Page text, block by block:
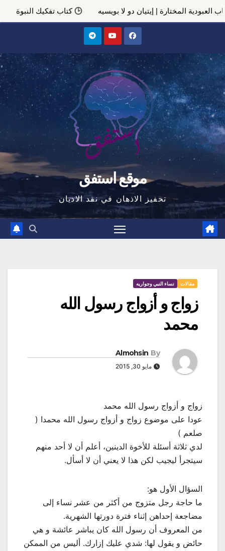
| إيتيان دو لا بويسيه كتاب تفكيك النبوة المتعة في
content
موقع استفق
تحفيز الاذهان في نقد الاديان
مقالات نساء النبي وجواريه
زواج و أزواج رسول الله
محمد
By
Almohsin
مايو 30, 2015
زواج و أزواج رسول الله محمد
عودا على موضوع زواج و أزواج رسول الله محمدا (
صلعم )
لدي ثلاثة أسئلة للأخوة الدينين، أعلم أن لا أحد منهم
سيتجرأ ليجيب لكن هذا لا يعني أن لا أسأل.
السؤال الأول هو:
ما حاجة رجل متزوج من أكثر من عشر نساء إلى
مضاجعة إحداهن إثناء فترة دورتها الشهرية.
من المعروف أن رسول الله كان يباشر عائشة و هي
حائض و يقول لها: شدي عليك إزارك. أليس من الممكن